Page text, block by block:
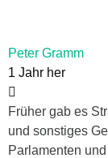
Peter Gramm
1 Jahr her
Früher gab es
und sonstiges
Parlamenten